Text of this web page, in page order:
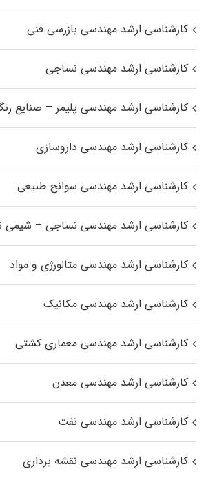
کارشناسی ارشد مهندسی بازرسی فنی
کارشناسی ارشد مهندسی نساجی
کارشناسی ارشد مهندسی پلیمر – صنایع
کارشناسی ارشد مهندسی داروسازی
کارشناسی ارشد مهندسی سوانح طبیعی
کارشناسی ارشد مهندسی نساجی – شیمی
کارشناسی ارشد مهندسی متالورژی و مواد
کارشناسی ارشد مهندسی مکانیک
کارشناسی ارشد مهندسی معماری کشتی
کارشناسی ارشد مهندسی معدن
کارشناسی ارشد مهندسی نفت
کارشناسی ارشد مهندسی نقشه برداری